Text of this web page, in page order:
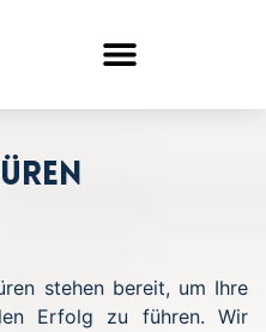
stehen bereit, um Ihre
Erfolg zu führen. Wir